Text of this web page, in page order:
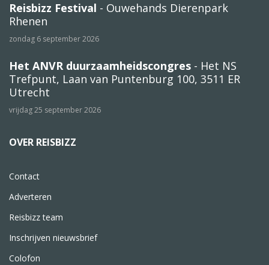
Reisbizz Festival - Ouwehands Dierenpark
Rhenen
zondag 6 september 2026
Het ANVR duurzaamheidscongres - Het NS
Trefpunt, Laan van Puntenburg 100, 3511 ER
Utrecht
vrijdag 25 september 2026
OVER REISBIZZ
Contact
Adverteren
Reisbizz team
Inschrijven nieuwsbrief
Colofon